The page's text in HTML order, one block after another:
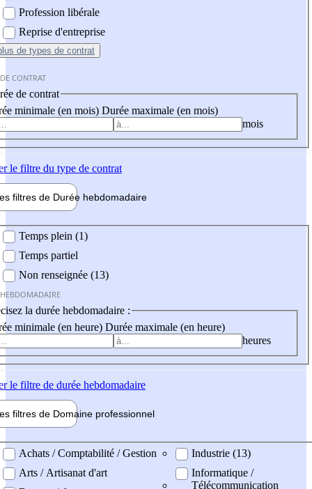
Profession libérale
Reprise d'entreprise
de types de contrat
CONTRAT
de contrat
minimale (en mois) Durée maximale (en mois)
mois
le filtre du type de contrat
filtres de Durée hebdomadaire
Temps plein (1)
Temps partiel
Non renseignée (13)
la durée hebdomadaire :
minimale (en heure) Durée maximale (en heure)
heures
le filtre de durée hebdomadaire
filtres de Domaine professionnel
professionel
Achats / Comptabilité / Gestion
Arts / Artisanat d'art
Industrie (13)
Informatique /
Télécommunication